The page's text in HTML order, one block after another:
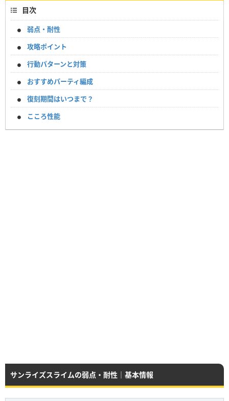
目次
弱点・耐性
攻略ポイント
行動パターンと対策
おすすめパーティ編成
復刻期間はいつまで？
こころ性能
サンライズスライムの弱点・耐性｜基本情報